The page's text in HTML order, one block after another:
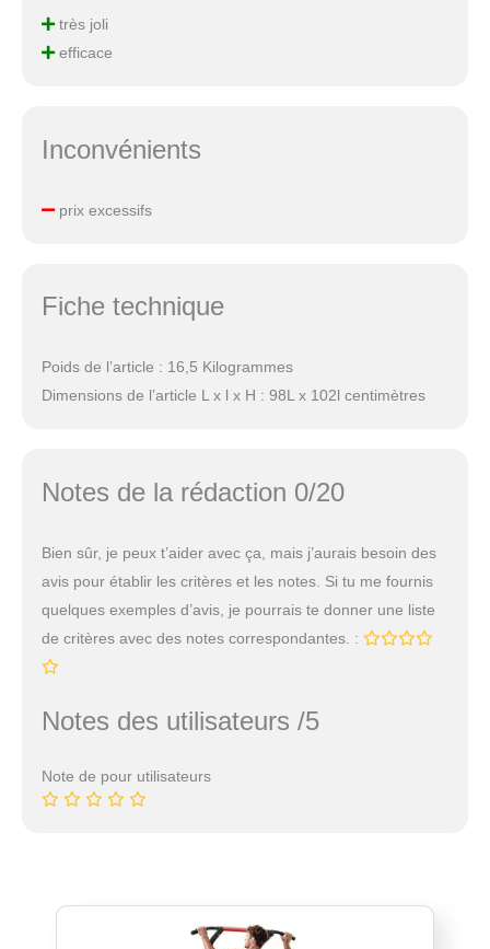
très joli
efficace
Inconvénients
prix excessifs
Fiche technique
Poids de l’article : 16,5 Kilogrammes
Dimensions de l’article L x l x H : 98L x 102l centimètres
Notes de la rédaction 0/20
Bien sûr, je peux t’aider avec ça, mais j’aurais besoin des
avis pour établir les critères et les notes. Si tu me fournis
quelques exemples d’avis, je pourrais te donner une liste
de critères avec des notes correspondantes. :
Notes des utilisateurs /5
Note de pour utilisateurs